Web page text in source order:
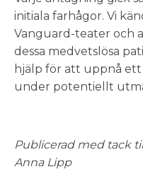
initiala farhågor. Vi
Vanguard-teater och
dessa medvetslösa
hjälp för att uppnå
under potentiellt
Publicerad med tack
Anna Lipp